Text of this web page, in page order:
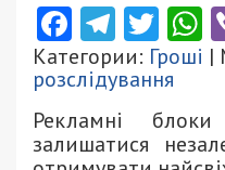
Facebook
Категории: Гроші |
розслідування
Рекламні
залишатися